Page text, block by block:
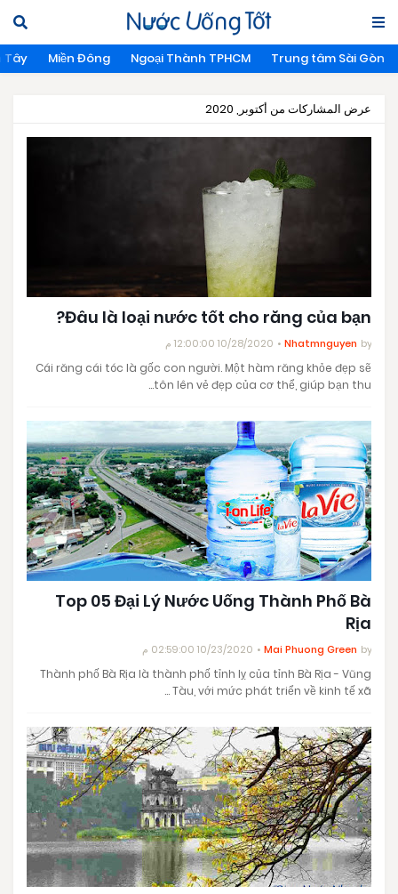
Trung tâm Sài Gòn
Ngoại Thành TPHCM
Miền Đông
Tây
عرض المشاركات من أكتوبر, 2020
Đâu là loại nước tốt cho răng của bạn?
by
Nhatmnguyen 10/28/2020 12:00:00 م
Cái răng cái tóc là gốc con người. Một hàm răng khỏe đẹp sẽ
tôn lên vẻ đẹp của cơ thể, giúp bạn thu…
Top 05 Đại Lý Nước Uống Thành Phố Bà
Rịa
by
Mai Phuong Green 10/23/2020 02:59:00 م
Thành phố Bà Rịa là thành phố tỉnh lỵ của tỉnh Bà Rịa - Vũng
Tàu, với mức phát triển về kinh tế xã …